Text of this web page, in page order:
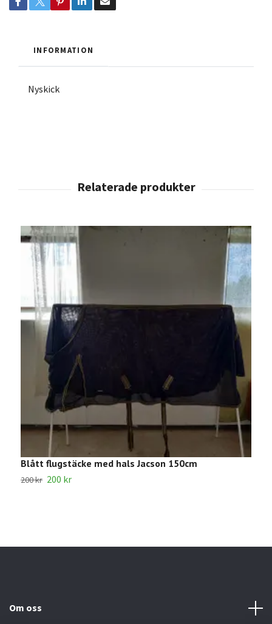
INFORMATION
Nyskick
Blått flugstäcke med hals Jacson 150cm
200 kr 200 kr
Om oss